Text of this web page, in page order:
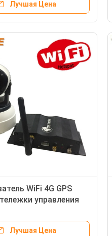
Лучшая Цена
WiFi 4G GPS
управления
градусов
Лучшая Цена